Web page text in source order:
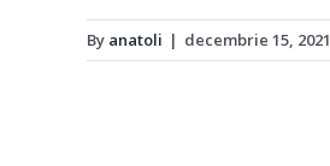
By anatoli | decembrie 15, 2021